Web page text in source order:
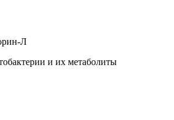
Л
и их метаболиты